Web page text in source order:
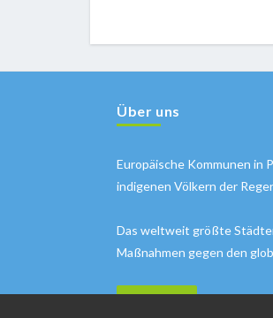
Über uns
Europäische Kommunen in
indigenen Völkern der
Das weltweit größte
Maßnahmen gegen den